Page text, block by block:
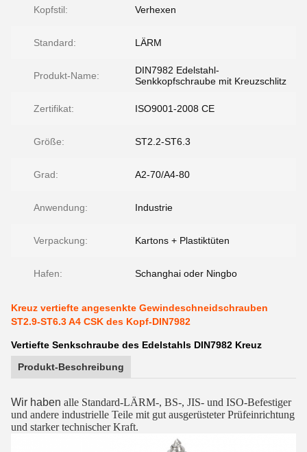
Kopfstil: Verhexen
Standard: LÄRM
Produkt-Name:
DIN7982 Edelstahl-
Senkkopfschraube mit Kreuzschlitz
Zertifikat: ISO9001-2008 CE
Größe: ST2.2-ST6.3
Grad: A2-70/A4-80
Anwendung: Industrie
Verpackung: Kartons + Plastiktüten
Hafen: Schanghai oder Ningbo
Kreuz vertiefte angesenkte Gewindeschneidschrauben
ST2.9-ST6.3 A4 CSK des Kopf-DIN7982
Vertiefte Senkschraube des Edelstahls DIN7982 Kreuz
Produkt-Beschreibung
Wir haben alle Standard-LÄRM-, BS-, JIS- und ISO-Befestiger
und andere industrielle Teile mit gut ausgerüsteter Prüfeinrichtung
und starker technischer Kraft.